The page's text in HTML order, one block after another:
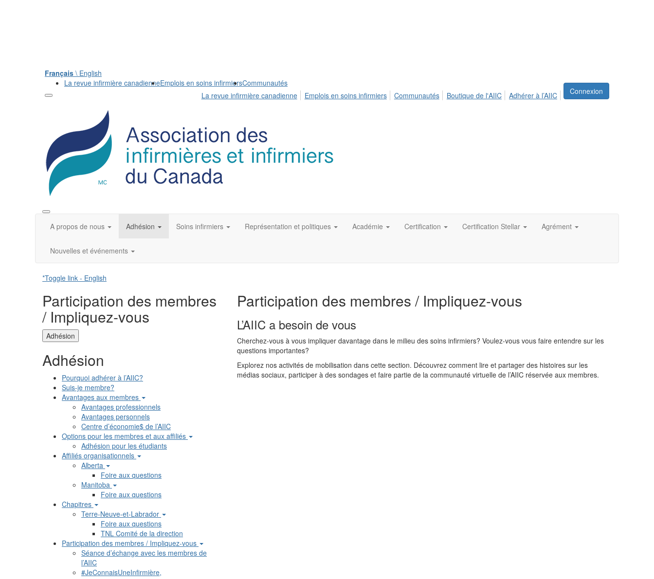
Français \ English
La revue infirmière canadienneEmplois en soins infirmiersCommunautés
Connexion
La revue infirmière canadienne Emplois en soins infirmiers Communautés Boutique de l'AIIC Adhérer à l’AIIC
A propos de nous Adhésion Soins infirmiers Représentation et politiques Académie Certification Certification Stellar Agrément
Nouvelles et événements
*Toggle link - English
Participation des membres
/ Impliquez-vous
Adhésion
Adhésion
Pourquoi adhérer à l’AIIC?
Suis-je membre?
Avantages aux membres
Avantages professionnels
Avantages personnels
Centre d’économie$ de l’AIIC
Options pour les membres et aux affiliés
Adhésion pour les étudiants
Affiliés organisationnels
Alberta
Foire aux questions
Manitoba
Foire aux questions
Chapitres
Terre-Neuve-et-Labrador
Foire aux questions
TNL Comité de la direction
Participation des membres / Impliquez-vous
Séance d’échange avec les membres de
l’AIIC
#JeConnaisUneInfirmière,
Participation des membres / Impliquez-vous
L’AIIC a besoin de vous
Cherchez-vous à vous impliquer davantage dans le milieu des soins infirmiers? Voulez-vous vous faire entendre sur les
questions importantes?
Explorez nos activités de mobilisation dans cette section. Découvrez comment lire et partager des histoires sur les
médias sociaux, participer à des sondages et faire partie de la communauté virtuelle de l’AIIC réservée aux membres.